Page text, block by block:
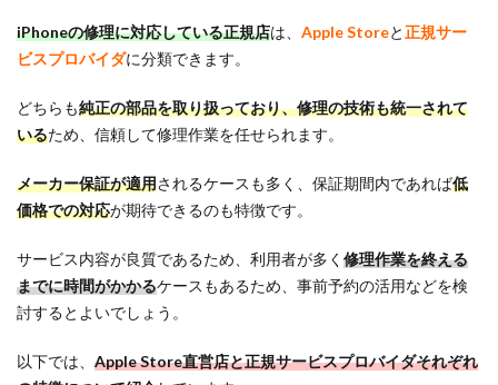
iPhoneの修理に対応している正規店は、 Apple Storeと正規サー
ビスプロバイダに分類できます。
どちらも純正の部品を取り扱っており、修理の技術も統一されて
いるため、信頼して修理作業を任せられます。
メーカー保証が適用されるケースも多く、保証期間内であれば低
価格での対応が期待できるのも特徴です。
サービス内容が良質であるため、利用者が多く 修理作業を終える
までに時間がかかるケースもあるため、事前予約の活用などを検
討するとよいでしょう。
以下では、 Apple Store直営店と正規サービスプロバイダそれぞれ